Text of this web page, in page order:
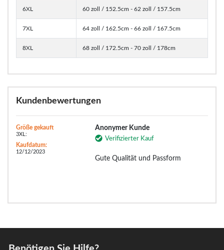
6XL 60 zoll / 152.5cm - 62 zoll / 157.5cm
7XL 64 zoll / 162.5cm - 66 zoll / 167.5cm
8XL 68 zoll / 172.5cm - 70 zoll / 178cm
Kundenbewertungen
Größe gekauft
3XL:
Kaufdatum:
12/12/2023
Anonymer Kunde
Verifizierter Kauf
Gute Qualität und Passform